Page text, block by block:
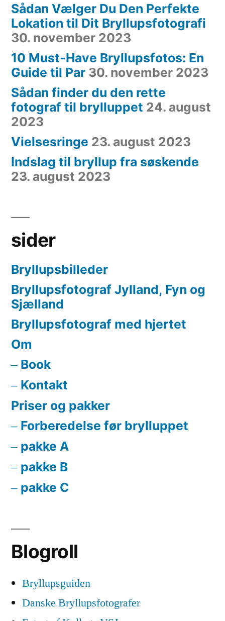
Sådan Vælger Du Den Perfekte
Lokation til Dit Bryllupsfotografi
30. november 2023
10 Must-Have Bryllupsfotos: En
Guide til Par 30. november 2023
Sådan finder du den rette
fotograf til brylluppet 24. august
2023
Vielsesringe 23. august 2023
Indslag til bryllup fra søskende
23. august 2023
sider
Bryllupsbilleder
Bryllupsfotograf Jylland, Fyn og
Sjælland
Bryllupsfotograf med hjertet
Om
Book
Kontakt
Priser og pakker
Forberedelse før brylluppet
pakke A
pakke B
pakke C
Blogroll
Bryllupsguiden
Danske Bryllupsfotografer